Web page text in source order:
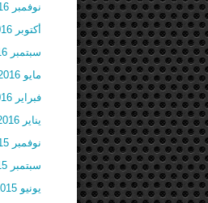
نوفمبر 2016
أكتوبر 2016
سبتمبر 2016
مايو 2016
فبراير 2016
يناير 2016
نوفمبر 2015
سبتمبر 2015
يونيو 2015